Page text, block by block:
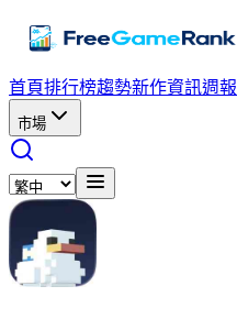
首頁排行榜趨勢新作資訊週報
市場